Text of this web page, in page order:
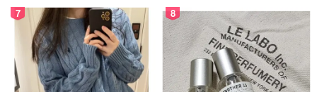
2025安省公园游玩露营全攻略 - 7月18
日免费！通行证价格、预订方式、营
地开放时间表！
OOliviaZZ 2.4w 1
7 8